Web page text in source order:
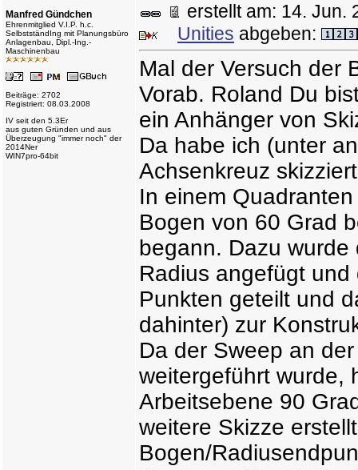
Manfred Gündchen
Ehrenmitglied V.I.P. h.c.
SelbstständIng mit Planungsbüro
Anlagenbau, Dipl.-Ing.-
Maschinenbau
Beiträge: 2702
Registriert: 08.03.2008
IV seit den 5.3Er
aus guten Gründen und aus
Überzeugung "immer noch" der
2014Ner
WIN7pro-64bit
erstellt am: 14.
Unities abgeben:
Mal der Versuch der
Vorab. Roland Du
ein Anhänger von
Da habe ich (unter
Achsenkreuz
In einem
Bogen von 60 Grad
begann. Dazu
Radius angefügt
Punkten geteilt und
dahinter) zur
Da der Sweep an
weitergeführt wurde,
Arbeitsebene 90
weitere Skizze
Bogen/